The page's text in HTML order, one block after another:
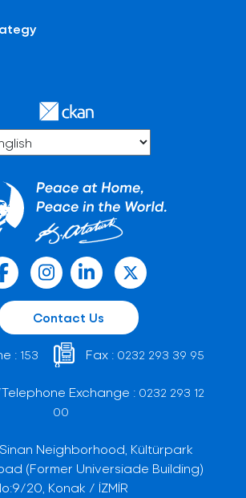
Contact Us
: 153 Fax : 0232 293 39 95
Exchange : 0232 293 12
00
Neighborhood, Kültürpark
(Former Universiade Building)
20, Konak / İZMİR